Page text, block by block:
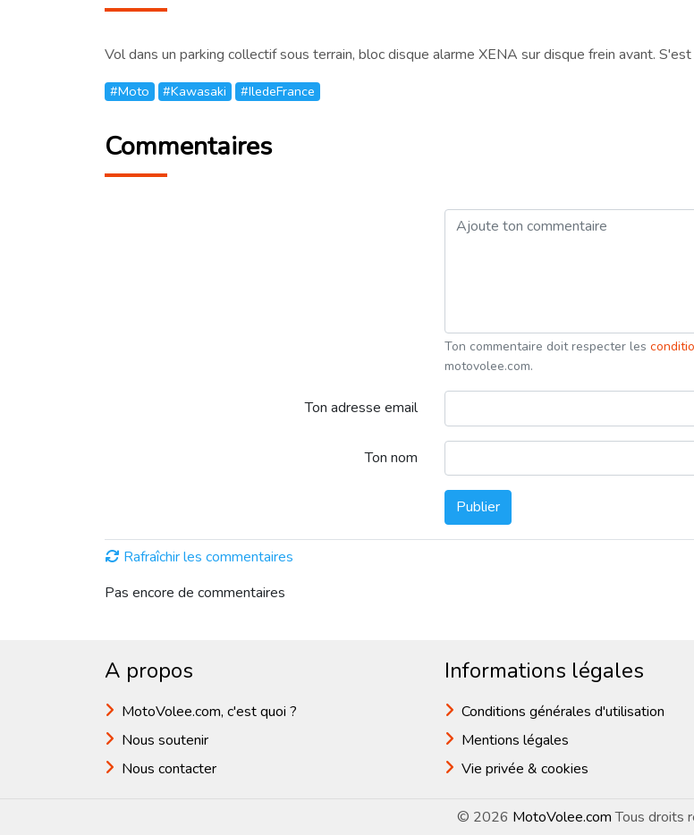
Vol dans un parking collectif sous terrain, bloc disque alarme XENA sur disque frein avant.
#Moto #Kawasaki #IledeFrance
Commentaires
Ton commentaire doit respecter les
motovolee.com.
Ton adresse email
Ton nom
Publier
Rafraîchir les commentaires
Pas encore de commentaires
A propos
MotoVolee.com, c'est quoi ?
Nous soutenir
Nous contacter
Informations légales
Conditions générales d'utilisation
Mentions légales
Vie privée & cookies
© 2026 MotoVolee.comTous droits